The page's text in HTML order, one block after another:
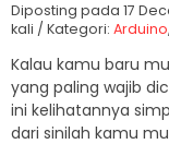
Diposting pada 17
kali / Kategori: Arduino,
Kalau kamu baru
yang paling wajib
ini kelihatannya
dari sinilah kamu